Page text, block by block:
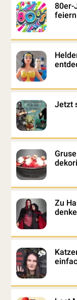
80er-
feiern
Jetzt
Zu